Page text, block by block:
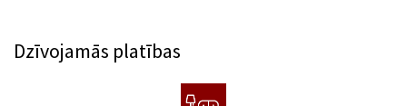
Dzīvojamās platības